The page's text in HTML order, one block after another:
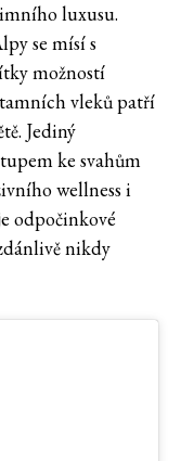
luxusu.
se mísí s
možností
vleků patří
Jediný
ke svahům
wellness i
odpočinkové
nikdy